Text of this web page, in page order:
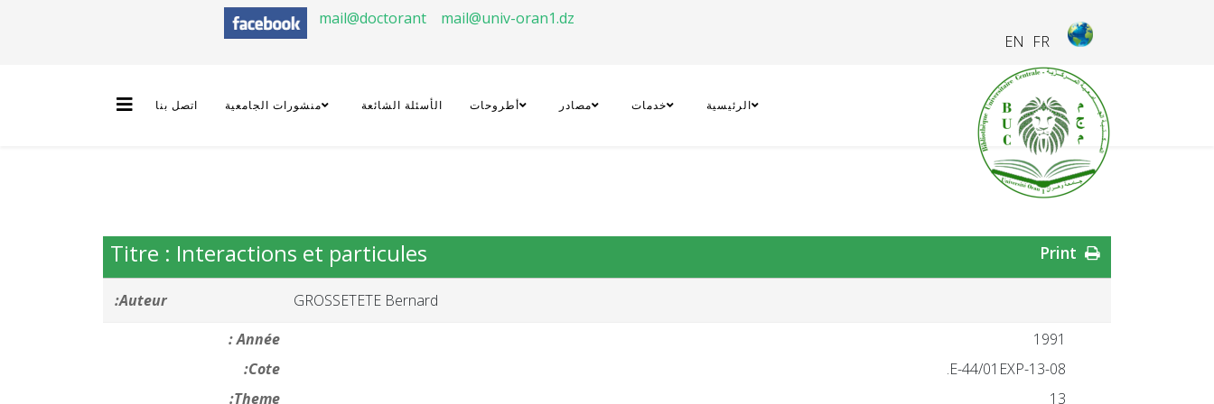
FR
EN
mail@doctorant mail@univ-oran1.dz
الرئيسية خدمات مصادر أطروحات الأسئلة الشائعة منشورات الجامعية اتصل بنا
Titre : Interactions et particules
Auteur:
GROSSETETE Bernard
Année :
1991
Cote:
13-08-E-44/01EXP.
Theme:
13